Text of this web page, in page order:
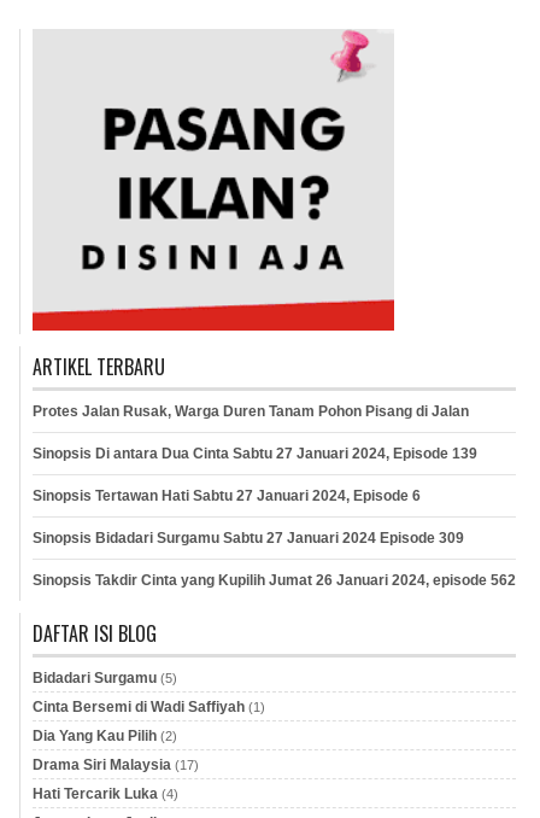
ARTIKEL TERBARU
Protes Jalan Rusak, Warga Duren Tanam Pohon Pisang di Jalan
Sinopsis Di antara Dua Cinta Sabtu 27 Januari 2024, Episode 139
Sinopsis Tertawan Hati Sabtu 27 Januari 2024, Episode 6
Sinopsis Bidadari Surgamu Sabtu 27 Januari 2024 Episode 309
Sinopsis Takdir Cinta yang Kupilih Jumat 26 Januari 2024, episode 562
DAFTAR ISI BLOG
Bidadari Surgamu (5)
Cinta Bersemi di Wadi Saffiyah (1)
Dia Yang Kau Pilih (2)
Drama Siri Malaysia (17)
Hati Tercarik Luka (4)